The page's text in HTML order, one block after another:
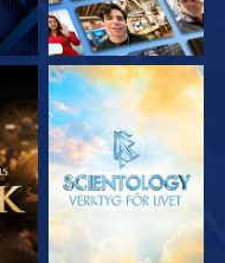
UTFORSKA
SERIEN